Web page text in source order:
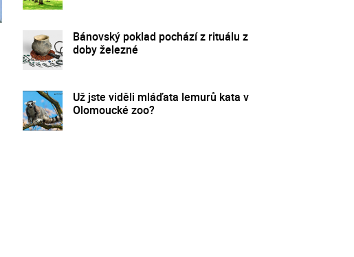
Bánovský poklad pochází z rituálu z
doby železné
Už jste viděli mláďata lemurů kata v
Olomoucké zoo?